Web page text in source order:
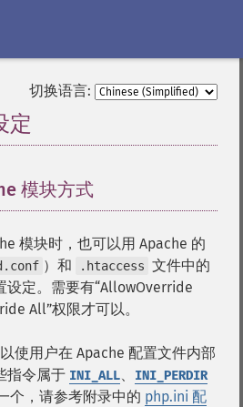
切换语言:
定
模块方式
模块时，也可以用 Apache 的
）和 .htaccess 文件中的
设定。需要有“AllowOverride
All”权限才可以。
使用户在 Apache 配置文件内部
指令属于 INI_ALL、 INI_PERDIR
个，请参考附录中的 php.ini 配